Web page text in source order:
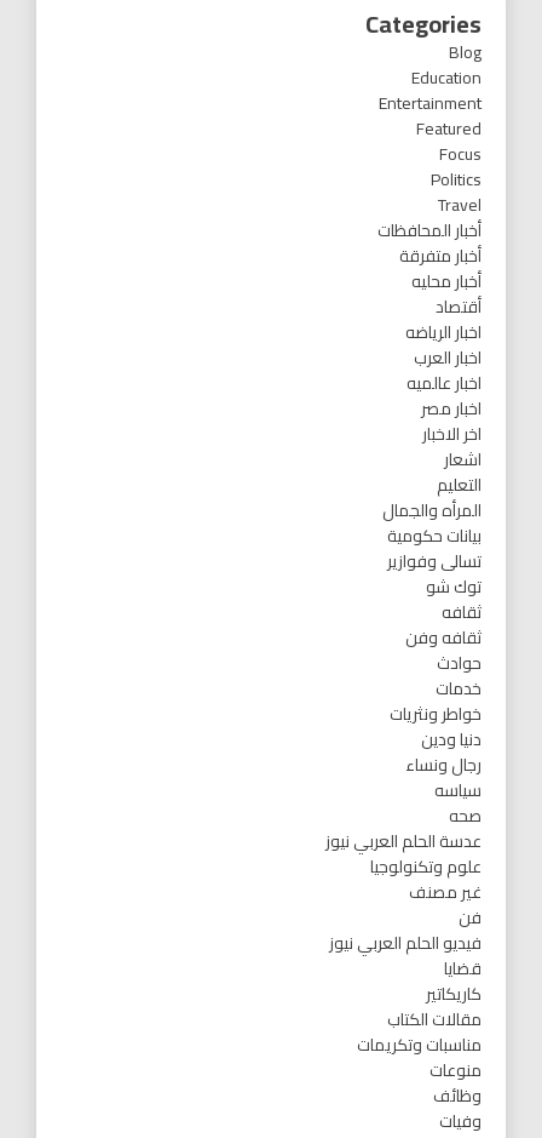
Categories
Blog
Education
Entertainment
Featured
Focus
Politics
Travel
أخبار المحافظات
أخبار متفرقة
أخبار محليه
أقتصاد
اخبار الرياضه
اخبار العرب
اخبار عالميه
اخبار مصر
اخر الاخبار
اشعار
التعليم
المرأه والجمال
بيانات حكومية
تسالى وفوازير
توك شو
ثقافه
ثقافه وفن
حوادث
خدمات
خواطر ونثريات
دنيا ودين
رجال ونساء
سياسه
صحه
عدسة الحلم العربي نيوز
علوم وتكنولوجيا
غير مصنف
فن
فيديو الحلم العربي نيوز
قضايا
كاريكاتير
مقالات الكتاب
مناسبات وتكريمات
منوعات
وظائف
وفيات